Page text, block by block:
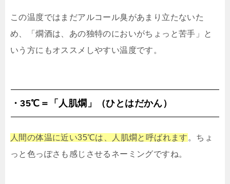
この温度ではまだアルコール臭があまり立たないた
め、「燗酒は、あの独特のにおいがちょっと苦手」と
いう方にもオススメしやすい温度です。
・35℃＝「人肌燗」（ひとはだかん）
人間の体温に近い35℃は、人肌燗と呼ばれます 。ちょ
っと色っぽさも感じさせるネーミングですね。